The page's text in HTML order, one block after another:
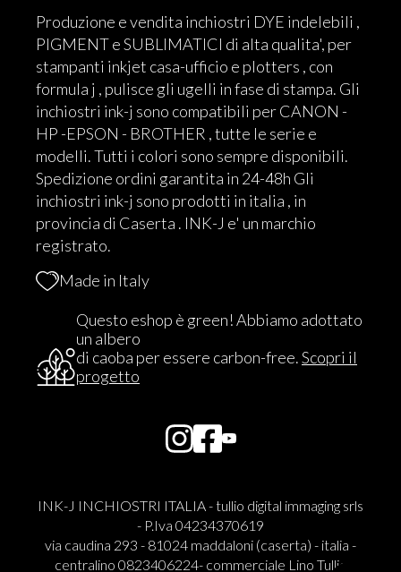
Produzione e vendita inchiostri DYE indelebili ,
PIGMENT e SUBLIMATICI di alta qualita', per
stampanti inkjet casa-ufficio e plotters , con
formula j , pulisce gli ugelli in fase di stampa. Gli
inchiostri ink-j sono compatibili per CANON -
HP -EPSON - BROTHER , tutte le serie e
modelli. Tutti i colori sono sempre disponibili.
Spedizione ordini garantita in 24-48h Gli
inchiostri ink-j sono prodotti in italia , in
provincia di Caserta . INK-J e' un marchio
registrato.
Made in Italy
Questo eshop è green! Abbiamo adottato
un albero
di caoba per essere carbon-free.Scopri il
progetto
INK-J INCHIOSTRI ITALIA - tullio digital immaging srls
- P.Iva 04234370619
via caudina 293 - 81024 maddaloni (caserta) - italia -
centralino 0823406224- commerciale Lino Tullio